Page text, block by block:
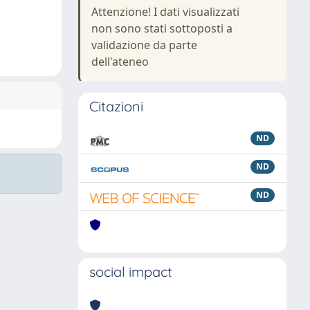
Attenzione! I dati visualizzati
non sono stati sottoposti a
validazione da parte
dell'ateneo
Citazioni
ND
ND
ND
social impact